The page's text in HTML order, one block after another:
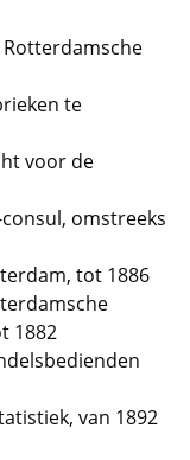
te
voor de
omstreeks
tot 1886
1882
van 1892